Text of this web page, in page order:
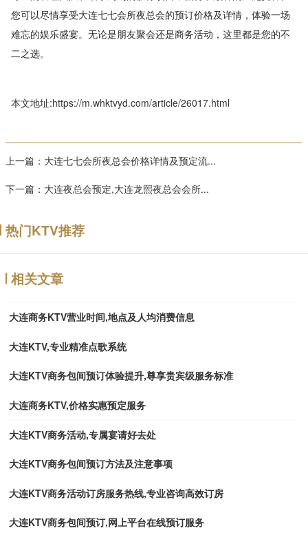
您可以尽情享受大连七七会所夜总会的预订价格及详情，体验一场
难忘的娱乐盛宴。无论是朋友聚会还是商务活动，这里都是您的不
二之选。
本文地址:https://m.whktvyd.com/article/26017.html
上一篇： 大连七七会所夜总会价格详情及预定流...
下一篇： 大连夜总会预定,大连龙熙夜总会会所...
热门KTV推荐
相关文章
大连商务KTV营业时间,地点及人均消费信息
大连KTV,专业精准点歌系统
大连KTV商务包间预订体验提升,尊享贵宾级服务标准
大连商务KTV,价格实惠预定服务
大连KTV商务活动,专属宴请好去处
大连KTV商务包间预订方法及注意事项
大连KTV商务活动订房服务热线,专业咨询高效订房
大连KTV商务包间预订,网上平台在线预订服务